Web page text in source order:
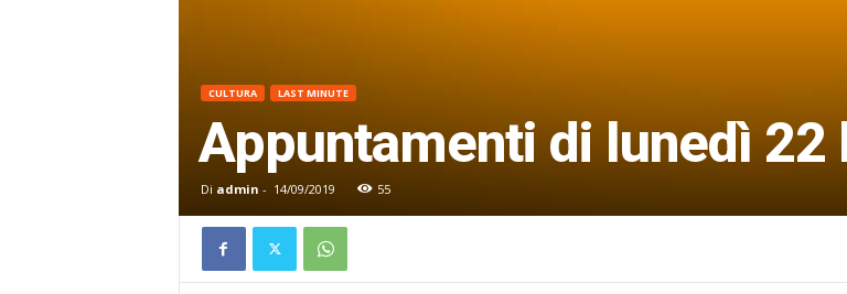
CULTURA LAST MINUTE
Appuntamenti di lunedì 22
Di admin - 14/09/2019 55